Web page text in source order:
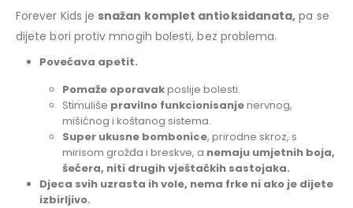
Forever Kids je snažan komplet antioksidanata, pa se
dijete bori protiv mnogih bolesti, bez problema.
Povećava apetit.
Pomaže oporavakposlije bolesti.
Stimuliše pravilno funkcionisanjenervnog,
mišićnog i koštanog sistema.
Super ukusne bombonice, prirodne skroz, s
mirisom grožđa i breskve, a nemaju umjetnih boja,
šećera, niti drugih vještačkih sastojaka.
Djeca svih uzrasta ih vole, nema frke ni ako je dijete
izbirljivo.